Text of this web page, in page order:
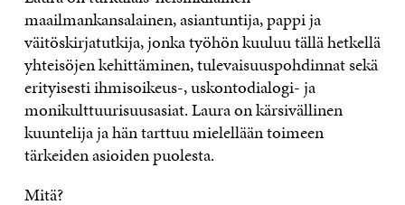
maailmankansalainen, asiantuntija, pappi ja
väitöskirjatutkija, jonka työhön kuuluu tällä hetkellä
yhteisöjen kehittäminen, tulevaisuuspohdinnat sekä
erityisesti ihmisoikeus-, uskontodialogi- ja
monikulttuurisuusasiat. Laura on kärsivällinen
kuuntelija ja hän tarttuu mielellään toimeen
tärkeiden asioiden puolesta.
Mitä?